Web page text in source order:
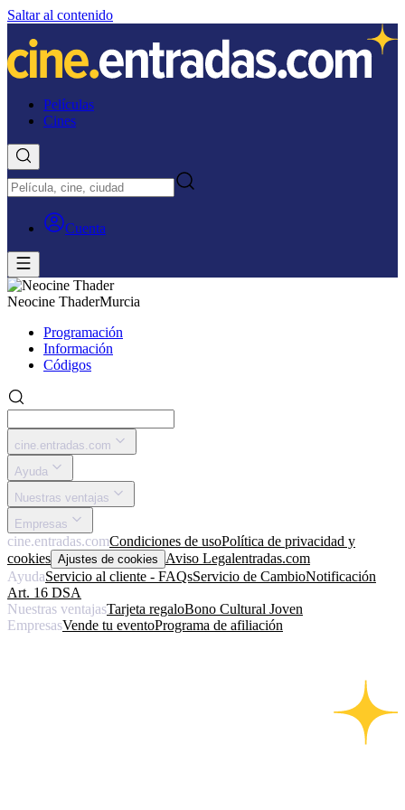
Saltar al contenido
Películas
Cines
Cuenta
Neocine ThaderMurcia
Programación
Información
Códigos
cine.entradas.com
Ayuda
Nuestras ventajas
Empresas
cine.entradas.comCondiciones de usoPolítica de privacidad y
cookies Ajustes de cookies Aviso Legalentradas.com
AyudaServicio al cliente - FAQsServicio de CambioNotificación
Art. 16 DSA
Nuestras ventajasTarjeta regaloBono Cultural Joven
EmpresasVende tu eventoPrograma de afiliación